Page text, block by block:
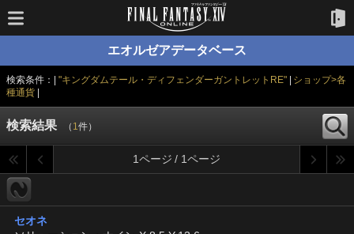
エオルゼアデータベース
検索条件：| "キングダムテール・ディフェンダーガントレットRE"| ショップ>各
種通貨|
検索結果 （ 1件）
1ページ / 1ページ
セオネ